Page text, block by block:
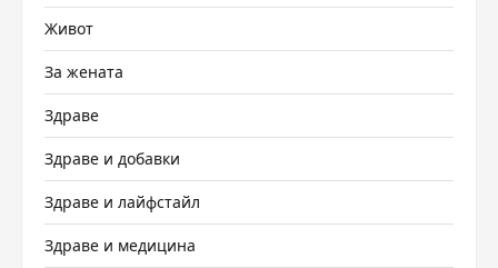
Живот
За жената
Здраве
Здраве и добавки
Здраве и лайфстайл
Здраве и медицина